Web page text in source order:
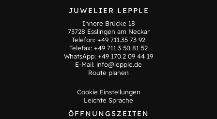
JUWELIER LEPPLE
Innere Brücke 18
73728 Esslingen am Neckar
Telefon: +49 711.35 73 92
Telefax: +49 711.3 50 81 52
WhatsApp: +49 170.2 09 44 19
E-Mail: info@lepple.de
Route planen
Cookie Einstellungen
Leichte Sprache
ÖFFNUNGSZEITEN